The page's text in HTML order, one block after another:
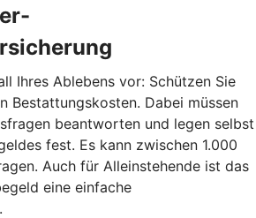
Ihres Ablebens vor: Schützen Sie
Bestattungskosten. Dabei müssen
beantworten und legen selbst
fest. Es kann zwischen 1.000
Auch für Alleinstehende ist das
eine einfache